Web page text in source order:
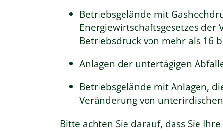
Betriebsgelände mit
Energiewirtschaftsgesetzes der
Betriebsdruck von mehr als 16
Anlagen der untertägigen
Betriebsgelände mit Anlagen,
Veränderung von
Bitte achten Sie darauf, dass Sie